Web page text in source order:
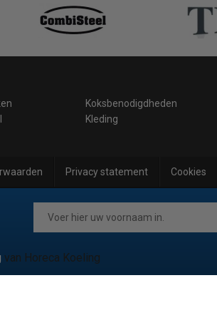
Koksbenodigdheden
Kleding
Privacy statement Cookies
van Horeca Koeling